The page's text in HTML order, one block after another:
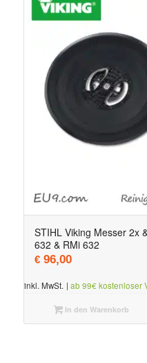
STIHL Viking Messer 2x
632 & RMi 632
€96,00
inkl. MwSt. | ab 99€ kostenloser
In den Warenkorb